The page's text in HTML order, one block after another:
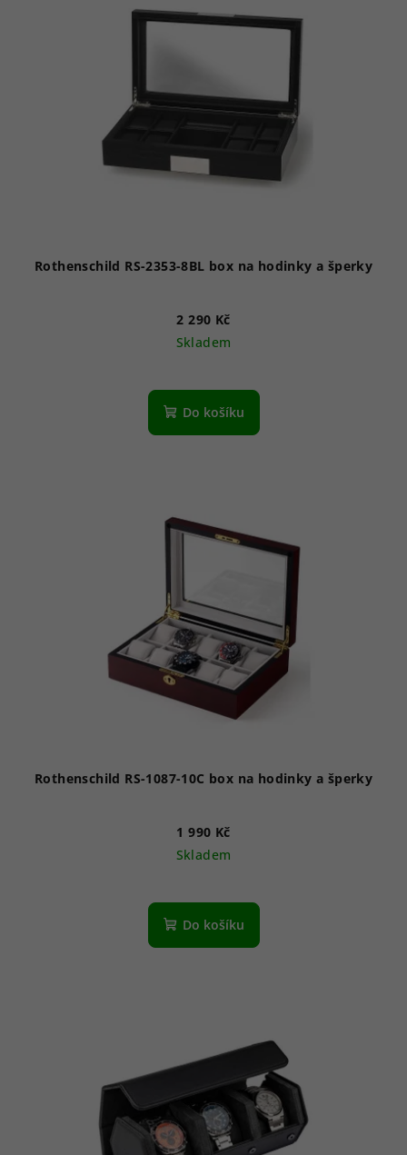
Rothenschild RS-2353-8BL box na hodinky a šperky
2 290 Kč
Skladem
Do košíku
Rothenschild RS-1087-10C box na hodinky a šperky
1 990 Kč
Skladem
Do košíku